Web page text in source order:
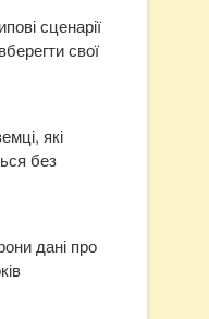
сценарії
свої
які
без
дані про